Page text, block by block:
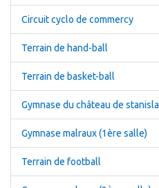
Circuit cyclo de commercy
Terrain de hand-ball
Terrain de basket-ball
Gymnase du château de
Gymnase malraux (1ère salle)
Terrain de football